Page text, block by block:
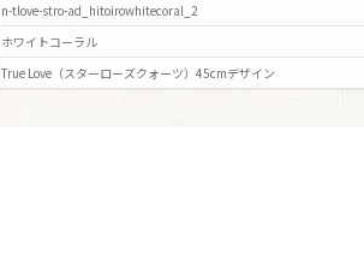
n-tlove-stro-ad_hitoirowhitecoral_2
ホワイトコーラル
True Love（スターローズクォーツ）45cmデザイン